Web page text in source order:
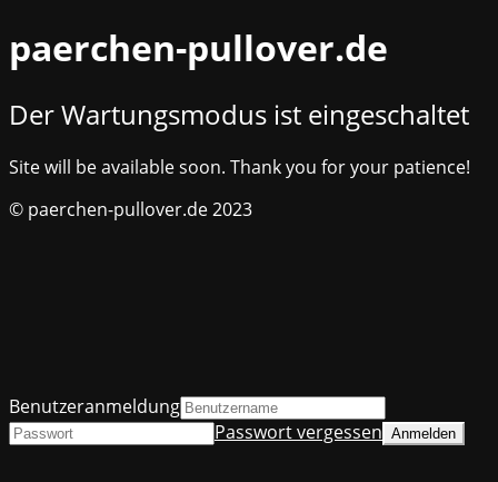
paerchen-pullover.de
Der Wartungsmodus ist eingeschaltet
Site will be available soon. Thank you for your patience!
© paerchen-pullover.de 2023
Benutzeranmeldung
Passwort vergessen